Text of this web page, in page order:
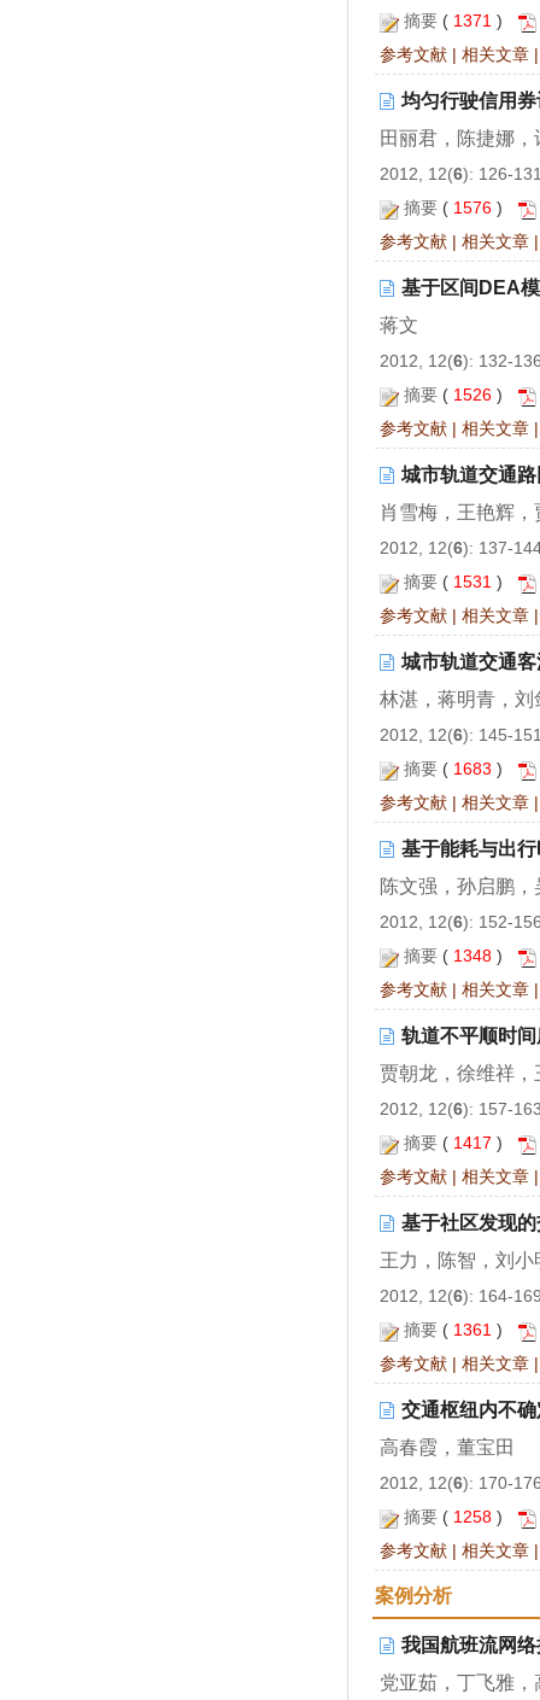
摘要 ( 1371)
参考文献 |相关文章
均匀行驶信用
田丽君，陈捷娜
2012, 12(6): 126-
摘要 ( 1576)
参考文献 |相关文章
基于区间DEA
蒋文
2012, 12(6): 132-
摘要 ( 1526)
参考文献 |相关文章
城市轨道交通
肖雪梅，王艳辉，
2012, 12(6): 137-
摘要 ( 1531)
参考文献 |相关文章
城市轨道交通
林湛，蒋明青，
2012, 12(6): 145-
摘要 ( 1683)
参考文献 |相关文章
基于能耗与出
陈文强，孙启鹏，
2012, 12(6): 152-
摘要 ( 1348)
参考文献 |相关文章
轨道不平顺时
贾朝龙，徐维祥，
2012, 12(6): 157-
摘要 ( 1417)
参考文献 |相关文章
基于社区发现
王力，陈智，刘小
2012, 12(6): 164-
摘要 ( 1361)
参考文献 |相关文章
交通枢纽内不
高春霞，董宝田
2012, 12(6): 170-
摘要 ( 1258)
参考文献 |相关文章
案例分析
我国航班流网
党亚茹，丁飞雅，